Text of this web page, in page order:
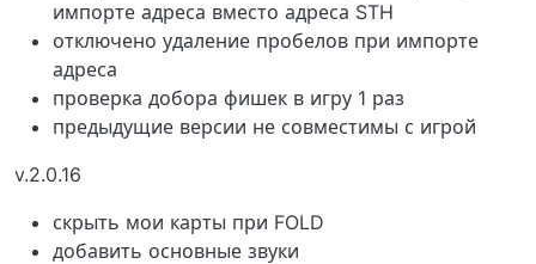
импорте адреса вместо адреса STH
отключено удаление пробелов при импорте
адреса
проверка добора фишек в игру 1 раз
предыдущие версии не совместимы с игрой
v.2.0.16
скрыть мои карты при FOLD
добавить основные звуки